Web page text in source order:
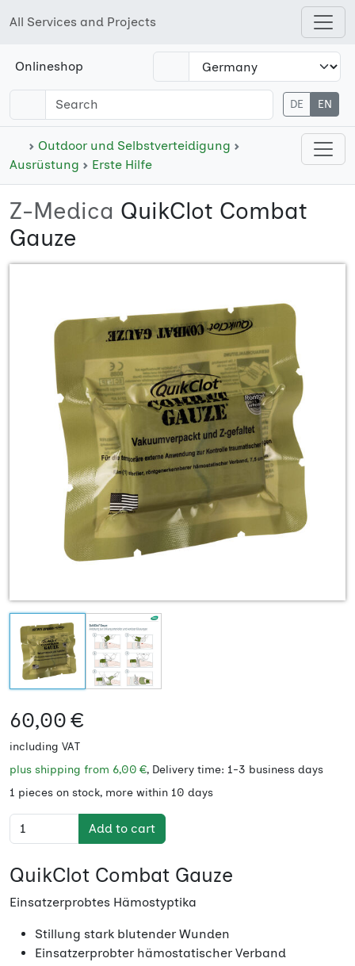
All Services and Projects
Open shops menu
Onlineshop
DE EN
Outdoor und Selbstverteidigung
Ausrüstung
Erste Hilfe
Open
Z-Medica QuikClot Combat
Gauze
60,00 €
including VAT
plus shipping from 6,00 €, Delivery time: 1-3 business days
1 pieces on stock, more within 10 days
Add to cart
QuikClot Combat Gauze
Einsatzerprobtes Hämostyptika
Stillung stark blutender Wunden
Einsatzerprobter hämostatischer Verband